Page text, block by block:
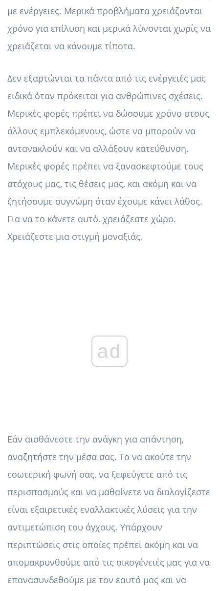
με ενέργειες. Μερικά προβλήματα χρειάζονται
χρόνο για επίλυση και μερικά λύνονται χωρίς να
χρειάζεται να κάνουμε τίποτα.
Δεν εξαρτώνται τα πάντα από τις ενέργειές μας
ειδικά όταν πρόκειται για ανθρώπινες σχέσεις.
Μερικές φορές πρέπει να δώσουμε χρόνο στους
άλλους εμπλεκόμενους, ώστε να μπορούν να
αντανακλούν και να αλλάξουν κατεύθυνση.
Μερικές φορές πρέπει να ξανασκεφτούμε τους
στόχους μας, τις θέσεις μας, και ακόμη και να
ζητήσουμε συγνώμη όταν έχουμε κάνει λάθος.
Για να το κάνετε αυτό, χρειάζεστε χώρο.
Χρειάζεστε μια στιγμή μοναξιάς.
ad
Εάν αισθάνεστε την ανάγκη για απάντηση,
αναζητήστε την μέσα σας. Το να ακούτε την
εσωτερική φωνή σας, να ξεφεύγετε από τις
περισπασμούς και να μαθαίνετε να διαλογίζεστε
είναι εξαιρετικές εναλλακτικές λύσεις για την
αντιμετώπιση του άγχους. Υπάρχουν
περιπτώσεις στις οποίες πρέπει ακόμη και να
απομακρυνθούμε από τις οικογένειές μας για να
επανασυνδεθούμε με τον εαυτό μας και να